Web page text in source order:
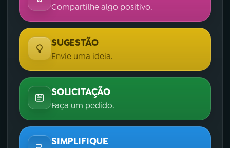
Compartilhe algo positivo.
SUGESTÃO
Envie uma ideia.
SOLICITAÇÃO
Faça um pedido.
SIMPLIFIQUE